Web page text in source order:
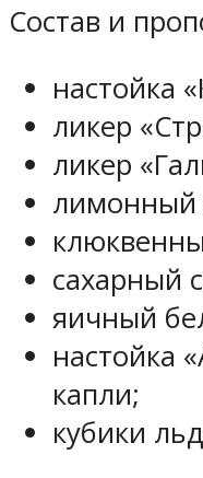
Состав и
настойка
ликер
ликер
лимонный
сахарный
яичный
настойка
капли;
кубики